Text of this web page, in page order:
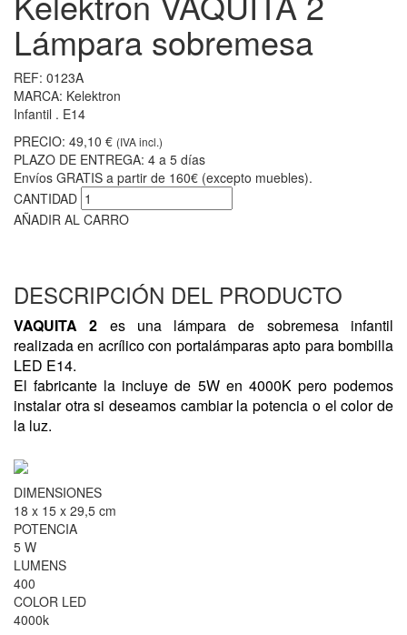
Lámpara sobremesa
REF: 0123A
MARCA: Kelektron
Infantil . E14
PRECIO: 49,10 € (IVA incl.)
PLAZO DE ENTREGA: 4 a 5 días
Envíos GRATIS a partir de 160€ (excepto muebles).
CANTIDAD
AÑADIR AL CARRO
DESCRIPCIÓN DEL PRODUCTO
VAQUITA 2 es una lámpara de sobremesa infantil
realizada en acrílico con portalámparas apto para bombilla
LED E14.
El fabricante la incluye de 5W en 4000K pero podemos
instalar otra si deseamos cambiar la potencia o el color de
la luz.
DIMENSIONES
18 x 15 x 29,5 cm
POTENCIA
5 W
LUMENS
400
COLOR LED
4000k